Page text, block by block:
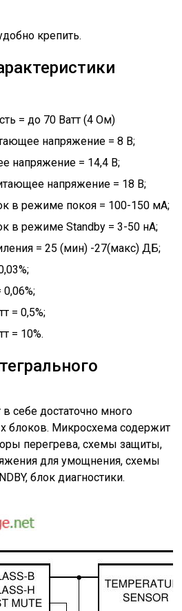
крепить.
= до 70 Ватт (4 Ом)
напряжение = 8 В;
напряжение = 14,4 В;
напряжение = 18 В;
в режиме покоя = 100-150 мА;
в режиме Standby = 3-50 нА;
= 25 (мин) -27(макс) ДБ;
0,06%;
= 0,5%;
= 10%.
себе достаточно много
блоков. Микросхема содержит
перегрева, схемы защиты,
для умощнения, схемы
блок диагностики.